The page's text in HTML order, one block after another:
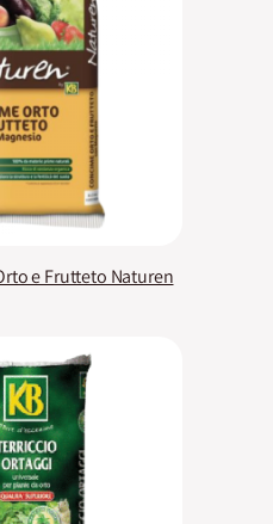
e Frutteto Naturen